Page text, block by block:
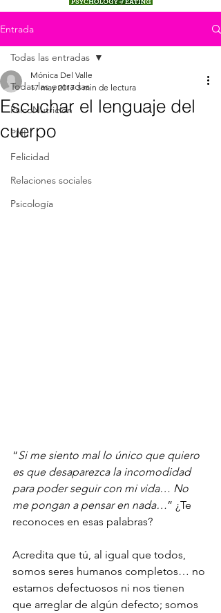
Entrada
Todas las entradas
PsicoNutrición
PNL
Felicidad
Relaciones sociales
Psicología
Todas las entradas
Escuchar el lenguaje del
cuerpo
Mónica Del Valle
17 may 2017 3 min de lectura
“Si me siento mal lo único que quiero
es que desaparezca la incomodidad
para poder seguir con mi vida… No
me pongan a pensar en nada…” ¿Te
reconoces en esas palabras?
Acredita que tú, al igual que todos,
somos seres humanos completos… no
estamos defectuosos ni nos tienen
que arreglar de algún defecto; somos